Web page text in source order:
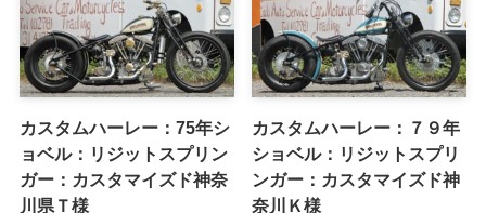
カスタムハーレー：75年シ
ョベル：リジットスプリン
ガー：カスタマイズド神奈
川県Ｔ様
カスタムハーレー：７９年
ショベル：リジットスプリ
ンガー：カスタマイズド神
奈川Ｋ様